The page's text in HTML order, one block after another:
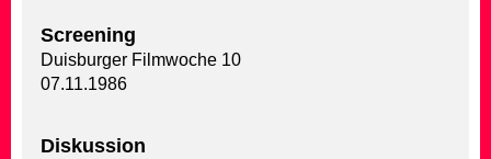
Screening
Duisburger Filmwoche 10
07.11.1986
Diskussion